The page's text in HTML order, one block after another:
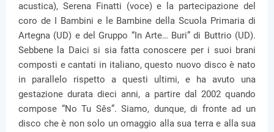
acustica), Serena Finatti (voce) e la partecipazione del
coro de I Bambini e le Bambine della Scuola Primaria di
Artegna (UD) e del Gruppo “In Arte… Buri” di Buttrio (UD).
Sebbene la Daici si sia fatta conoscere per i suoi brani
composti e cantati in italiano, questo nuovo disco è nato
in parallelo rispetto a questi ultimi, e ha avuto una
gestazione durata dieci anni, a partire dal 2002 quando
compose “No Tu Sês”. Siamo, dunque, di fronte ad un
disco che è non solo un omaggio alla sua terra e alla sua